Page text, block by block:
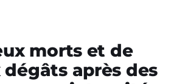
morts et de
après des